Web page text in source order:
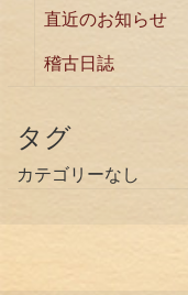
直近のお知らせ
稽古日誌
タグ
カテゴリーなし